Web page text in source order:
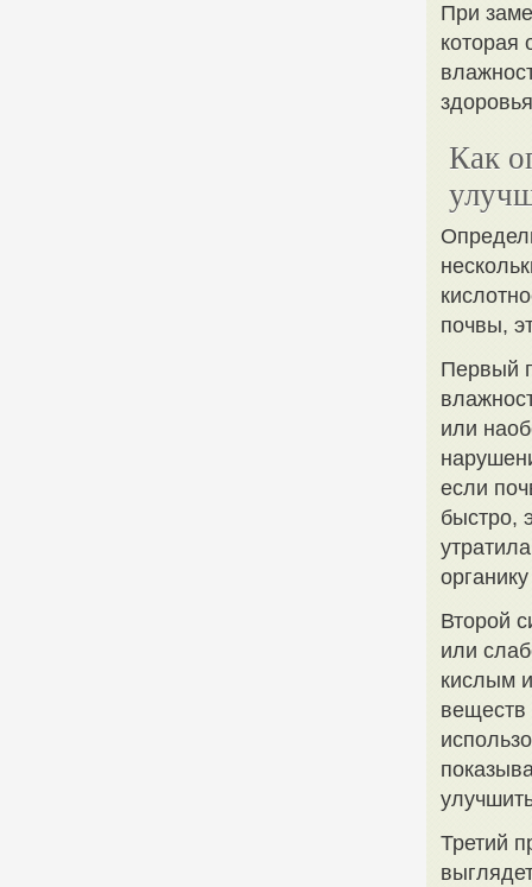
При
которая
Как
почвы,
Первый
или
если
быстро,
Второй
или
кислым
веществ
Третий